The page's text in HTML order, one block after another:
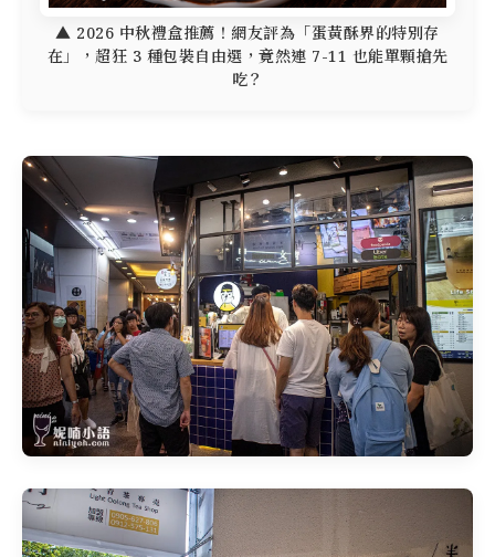
▲ 2026 中秋禮盒推薦！網友評為「蛋黃酥界的特別存
在」，超狂 3 種包裝自由選，竟然連 7-11 也能單顆搶先
吃？